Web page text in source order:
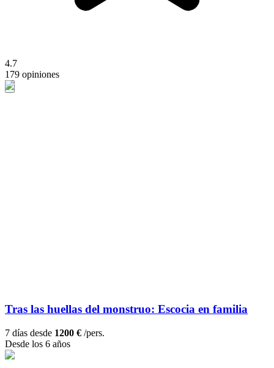
4.7
179 opiniones
Tras las huellas del monstruo: Escocia en familia
7 días desde 1200 € /pers.
Desde los 6 años